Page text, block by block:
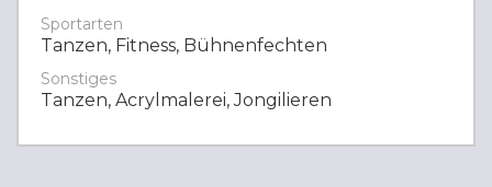
Sportarten
Tanzen, Fitness, Bühnenfechten
Sonstiges
Tanzen, Acrylmalerei, Jongilieren